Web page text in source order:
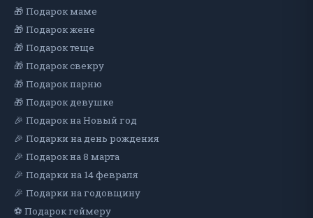
🎁 Подарок маме
🎁 Подарок жене
🎁 Подарок теще
🎁 Подарок свекру
🎁 Подарок парню
🎁 Подарок девушке
🎉 Подарок на Новый год
🎉 Подарки на день рождения
🎉 Подарок на 8 марта
🎉 Подарки на 14 февраля
🎉 Подарки на годовщину
⚽ Подарок геймеру